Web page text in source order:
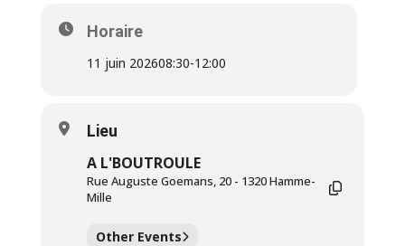
Horaire
11 juin 202608:30-12:00
Lieu
A L'BOUTROULE
Rue Auguste Goemans, 20 - 1320 Hamme-
Mille
Other Events